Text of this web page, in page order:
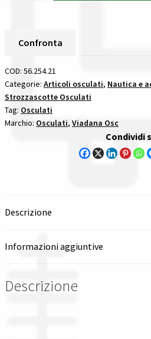
Riepilogo ordine
Spedizioni in europa
Spedizioni in italia
Tutte le categorie dei prodotti
Acciaio
Anteriore
Basso
strozzascotte
quantità
Confronta
COD: 56.254.21
Categorie: Articoli osculati, Nautica e
Strozzascotte Osculati
Tag: Osculati
Marchio: Osculati, Viadana Osc
Condividi
Descrizione
Informazioni aggiuntive
Descrizione